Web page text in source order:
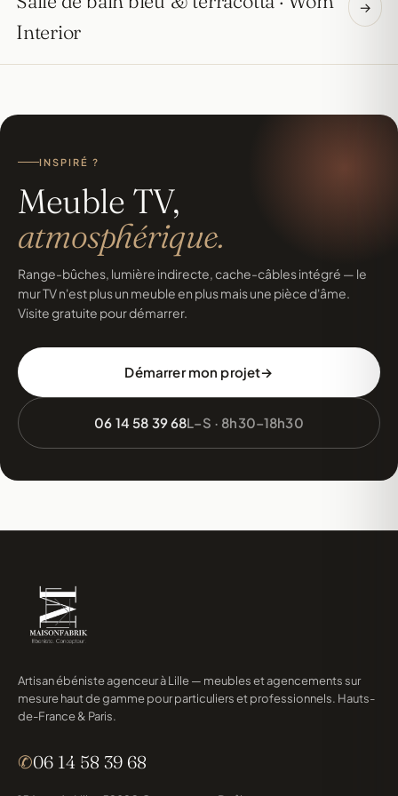
Interior
→
INSPIRÉ ?
Meuble TV,
atmosphérique.
Range-bûches, lumière indirecte, cache-câbles intégré — le
mur TV n'est plus un meuble en plus mais une pièce d'âme.
Visite gratuite pour démarrer.
Démarrer mon projet
06 14 58 39 68L–S · 8h30–18h30
Artisan ébéniste agenceur à Lille — meubles et agencements sur
mesure haut de gamme pour particuliers et professionnels. Hauts-
de-France & Paris.
✆06 14 58 39 68